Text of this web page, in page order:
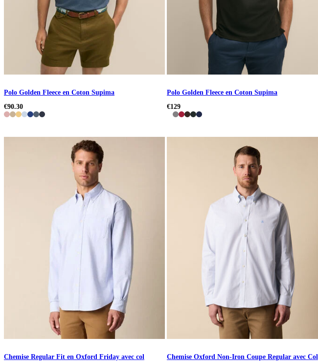
Polo Golden Fleece en Coton Supima
€90.30
Polo Golden Fleece en Coton Supima
€129
Chemise Regular Fit en Oxford Friday avec col
Chemise Oxford Non-Iron Coupe Regular avec Col